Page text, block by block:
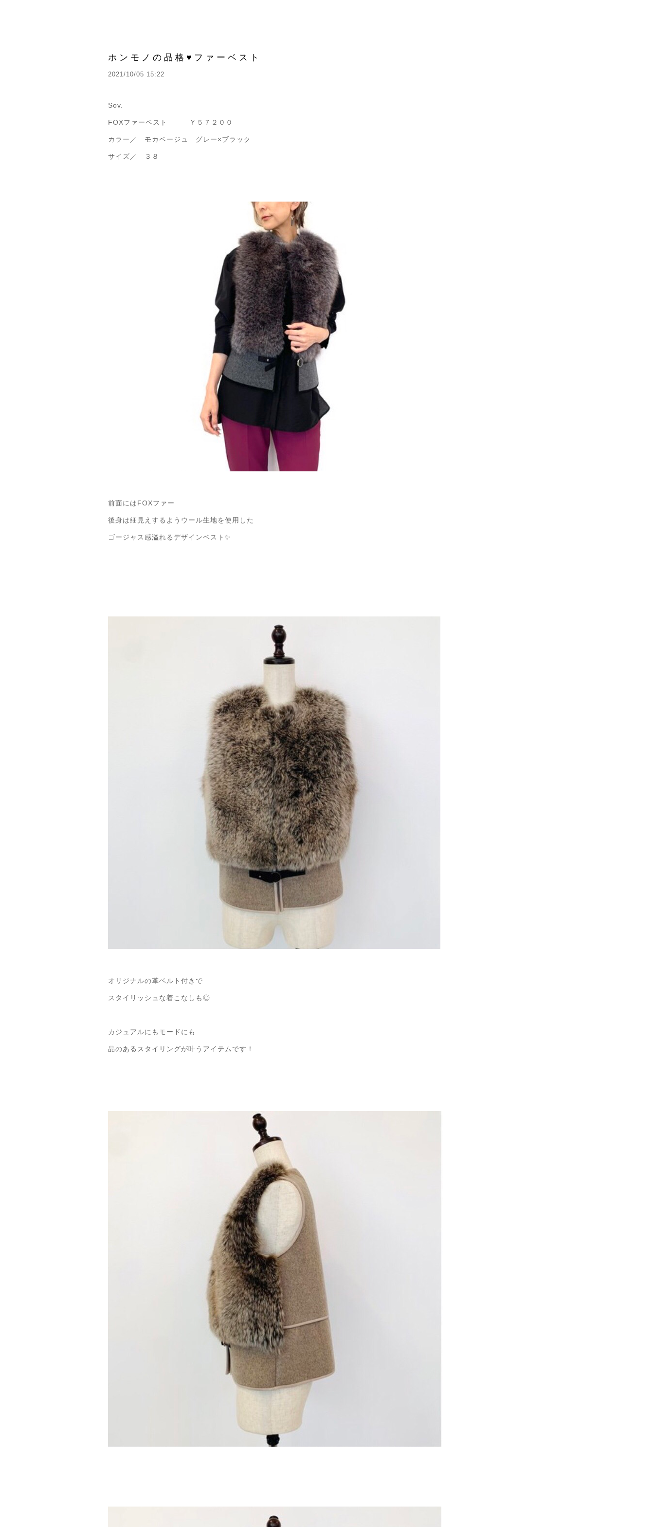
ホンモノの品格♥ファーベスト
2021/10/05 15:22
Sov.
FOXファーベスト ￥５７２００
カラー／ モカベージュ グレー×ブラック
サイズ／ ３８
前面にはFOXファー
後身は細見えするようウール生地を使用した
ゴージャス感溢れるデザインベスト✨
オリジナルの革ベルト付きで
スタイリッシュな着こなしも◎
カジュアルにもモードにも
品のあるスタイリングが叶うアイテムです！